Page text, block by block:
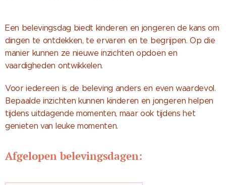
Een belevingsdag biedt kinderen en jongeren de kans om
dingen te ontdekken, te ervaren en te begrijpen. Op die
manier kunnen ze nieuwe inzichten opdoen en
vaardigheden ontwikkelen.
Voor iedereen is de beleving anders en even waardevol.
Bepaalde inzichten kunnen kinderen en jongeren helpen
tijdens uitdagende momenten, maar ook tijdens het
genieten van leuke momenten.
Afgelopen belevingsdagen: